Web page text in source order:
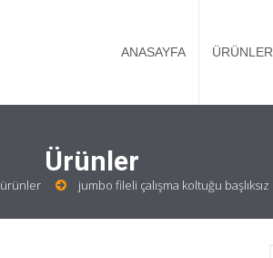
ANASAYFA ÜRÜNLER
Ürünler
ürünler jumbo fileli çalışma koltuğu başlıksız